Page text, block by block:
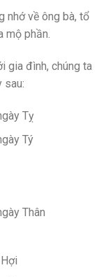
nhớ về ông bà, tổ
mộ phần.
gia đình, chúng ta
sau:
Tỵ
Tý
Thân